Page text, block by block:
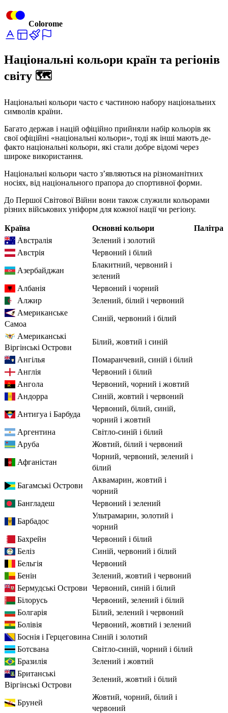
Colorome
Національні кольори країн та регіонів
світу 🗺️
Національні кольори часто є частиною набору національних
символів країни.
Багато держав і націй офіційно прийняли набір кольорів як
свої офіційні «національні кольори», тоді як інші мають де-
факто національні кольори, які стали добре відомі через
широке використання.
Національні кольори часто з’являються на різноманітних
носіях, від національного прапора до спортивної форми.
До Першої Світової Війни вони також служили кольорами
різних військових уніформ для кожної нації чи регіону.
Країна Основні кольори
Палітра
Австралія
зелений і золотий
Австрія
червоний і білий
Азербайджан
блакитний, червоний і
зелений
Албанія
червоний і чорний
Алжир
зелений, білий і червоний
Американське
Самоа
синій, червоний і білий
Американські
Віргінські Острови
білий, жовтий і синій
Ангілья
помаранчевий, синій і білий
Англія
червоний і білий
Ангола
червоний, чорний і жовтий
Андорра
синій, жовтий і червоний
Антигуа і Барбуда
червоний, білий, синій,
чорний і жовтий
Аргентина
світло-синій і білий
Аруба
жовтий, білий і червоний
Афганістан
чорний, червоний, зелений і
білий
Багамські Острови
аквамарин, жовтий і
чорний
Бангладеш
червоний і зелений
Барбадос
ультрамарин, золотий і
чорний
Бахрейн
червоний і білий
Беліз
синій, червоний і білий
Бельгія
червоний
Бенін
зелений, жовтий і червоний
Бермудські Острови
червоний, синій і білий
Білорусь
червоний, зелений і білий
Болгарія
білий, зелений і червоний
Болівія
червоний, жовтий і зелений
Боснія і Герцеговина
синій і золотий
Ботсвана
світло-синій, чорний і білий
Бразилія
зелений і жовтий
Британські
Віргінські Острови
зелений, жовтий і білий
Бруней
жовтий, чорний, білий і
червоний